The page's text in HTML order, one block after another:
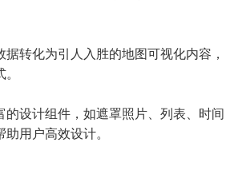
转化为引人入胜的地图可视化内容，
的设计组件，如遮罩照片、列表、时间
用户高效设计。